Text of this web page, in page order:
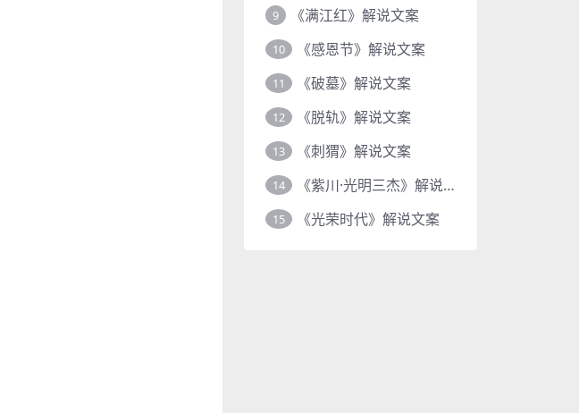
9 《满江红》解说文案
10 《感恩节》解说文案
11 《破墓》解说文案
12 《脱轨》解说文案
13 《刺猬》解说文案
14 《紫川·光明三杰》解说文案
15 《光荣时代》解说文案